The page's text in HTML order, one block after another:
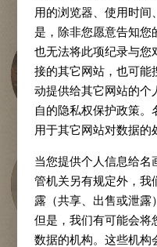
张择端
郎世宁
用的浏览器、使用时间
是，除非您愿意告知您
也无法将此项纪录与您
接的其它网站，也可能
动提供给其它网站的个
自的隐私权保护政策
用于其它网站对数据的
当您提供个人信息给名
管机关另有规定外，我
露（共享、出售或泄露
但是，我们有可能会将
数据的机构。这些机构